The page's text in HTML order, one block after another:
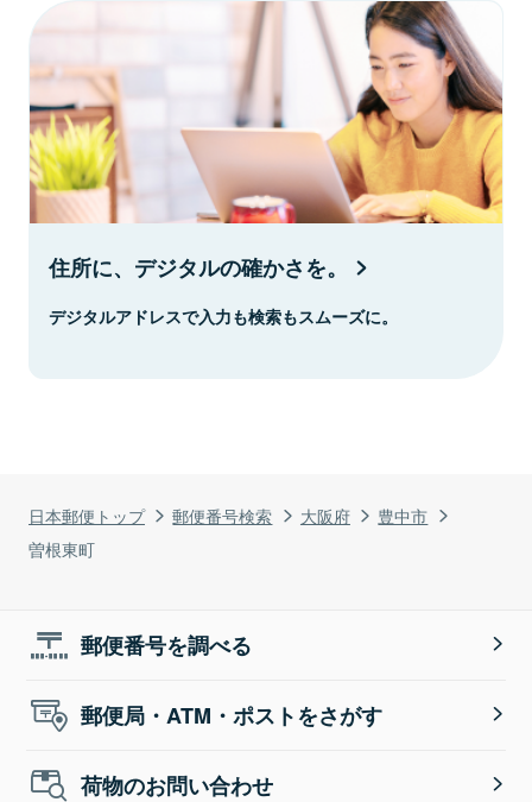
日本郵便トップ 郵便番号検索 大阪府
豊中市
曽根東町
住所に、デジタルの確かさを。
デジタルアドレスで入力も検索もスムーズに。
郵便番号を調べる
郵便局・ATM・ポストをさがす
荷物のお問い合わせ